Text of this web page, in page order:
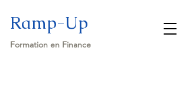
Ramp-Up
Formation en Finance